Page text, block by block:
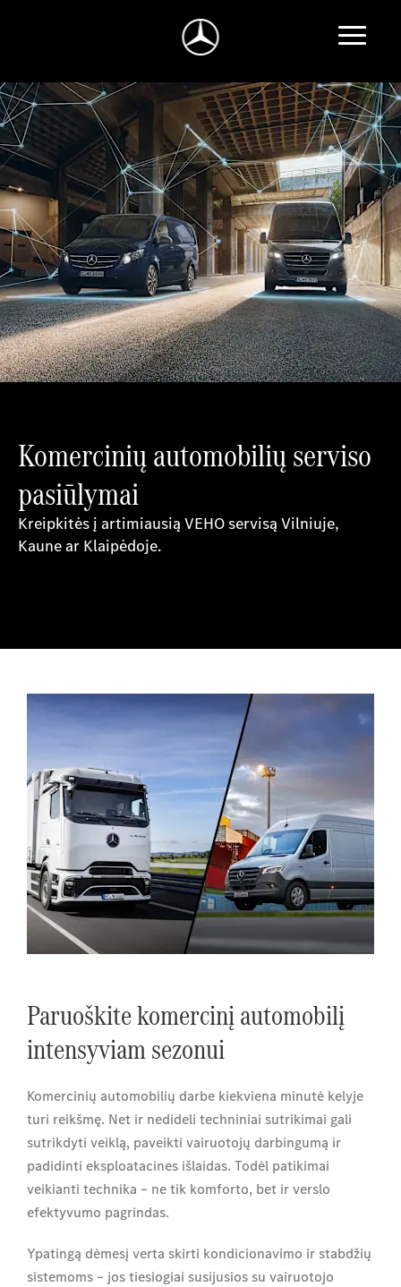
Komercinių automobilių serviso
pasiūlymai
Kreipkitės į artimiausią VEHO servisą Vilniuje,
Kaune ar Klaipėdoje.
Paruoškite komercinį automobilį
intensyviam sezonui
Komercinių automobilių darbe kiekviena minutė kelyje
turi reikšmę. Net ir nedideli techniniai sutrikimai gali
sutrikdyti veiklą, paveikti vairuotojų darbingumą ir
padidinti eksploatacines išlaidas. Todėl patikimai
veikianti technika – ne tik komforto, bet ir verslo
efektyvumo pagrindas.
Ypatingą dėmesį verta skirti kondicionavimo ir stabdžių
sistemoms – jos tiesiogiai susijusios su vairuotojo